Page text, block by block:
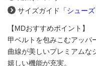
サイズガイド
「シュー
【MDおすすめポイント】
甲ベルトを包みこむアッパ
曲線が美しいプレミアムな
嬉しい機能が充実。